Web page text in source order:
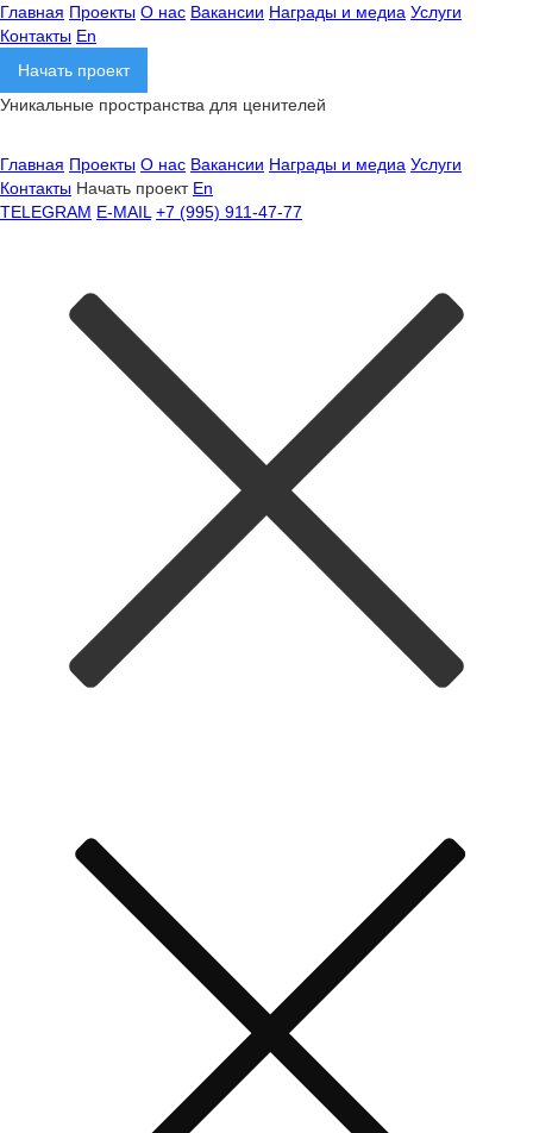
Главная Проекты О нас Вакансии Награды и медиа Услуги
Контакты En
Начать проект
Уникальные пространства для ценителей
Главная Проекты О нас Вакансии Награды и медиа Услуги
Контакты Начать проект En
TELEGRAM E-MAIL +7 (995) 911-47-77